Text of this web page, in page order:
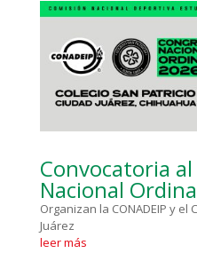
Convocatoria
Nacional
Organizan la CONADEIP y el
Juárez
leer más